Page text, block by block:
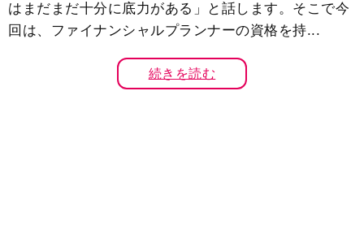
はまだまだ十分に底力がある」と話します。そこで今
回は、ファイナンシャルプランナーの資格を持...
続きを読む